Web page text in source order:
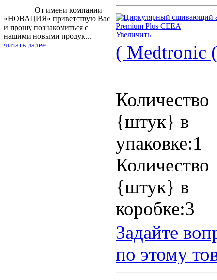
От имени компании
«НОВАЦИЯ» приветствую Вас
и прошу познакомиться с
нашими новыми продук...
читать далее...
Увеличить
(
Количество
{штук} в
упаковке:1
Количество
{штук} в
коробке:3
Задайте
по этому